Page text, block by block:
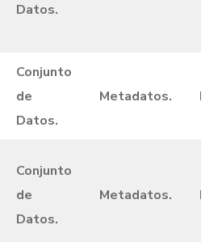
Datos.
Conjunto
de
Datos.
Metadatos.
Conjunto
de
Datos.
Metadatos.